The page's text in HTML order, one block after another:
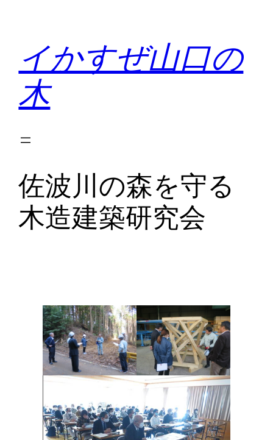
イかすぜ山口の
木
佐波川の森を守る
木造建築研究会